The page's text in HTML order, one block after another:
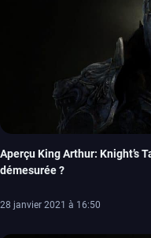
Aperçu King Arthur: Knight’s
démesurée ?
28 janvier 2021 à 16:50